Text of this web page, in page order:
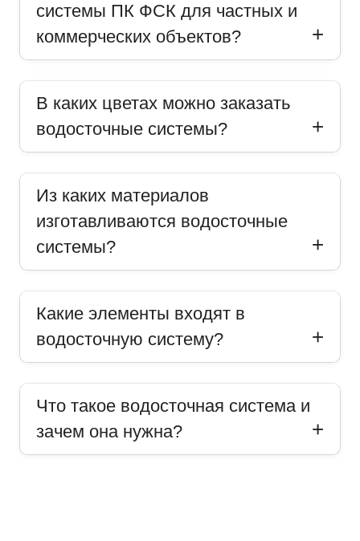
системы ПК ФСК для частных и
коммерческих объектов?
В каких цветах можно заказать
водосточные системы?
Из каких материалов
изготавливаются водосточные
системы?
Какие элементы входят в
водосточную систему?
Что такое водосточная система и
зачем она нужна?